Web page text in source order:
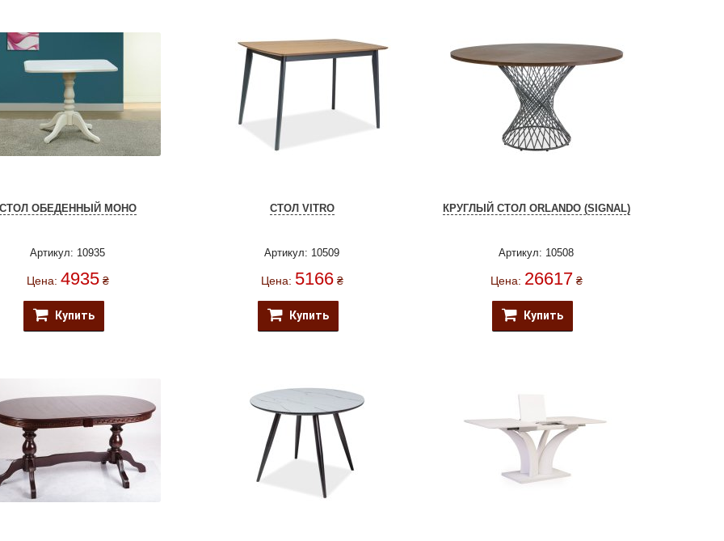
СТОЛ ОБЕДЕННЫЙ МОНО
Артикул: 10935
Цена: 4935 ₴
Купить
СТОЛ VITRO
Артикул: 10509
Цена: 5166 ₴
Купить
КРУГЛЫЙ СТОЛ ORLANDO (SIGNAL)
Артикул: 10508
Цена: 26617 ₴
Купить